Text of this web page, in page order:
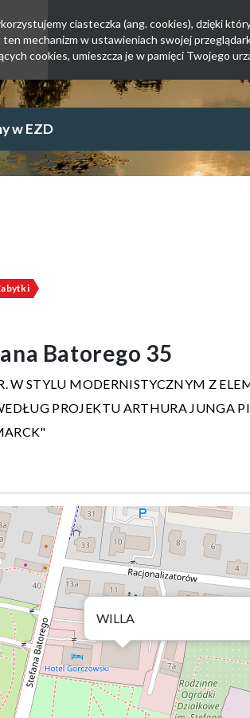
w EZD
Batorego 35
W STYLU MODERNISTYCZNYM Z
PROJEKTU ARTHURA JUNGA
WILLA
ciasteczka (ang. cookies), dzięki
ten mechanizm w ustawieniach swojej
cookies, umieszcza je w pamięci Twojego